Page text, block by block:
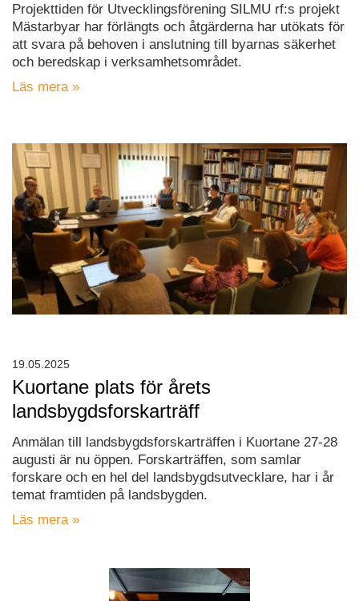
Projekttiden för Utvecklingsförening SILMU rf:s projekt
Mästarbyar har förlängts och åtgärderna har utökats för
att svara på behoven i anslutning till byarnas säkerhet
och beredskap i verksamhetsområdet.
Läs mera »
Kuortane plats för årets
landsbygdsforskarträff
Anmälan till landsbygdsforskarträffen i Kuortane 27-28
augusti är nu öppen. Forskarträffen, som samlar
forskare och en hel del landsbygdsutvecklare, har i år
temat framtiden på landsbygden.
Läs mera »
19.05.2025